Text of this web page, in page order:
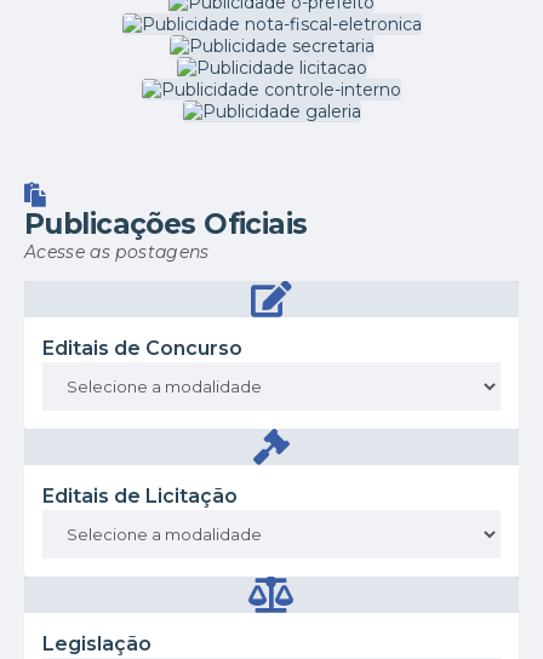
atendimento, defesa e
promoção, desenvolvidas
pelos mais diversos
setores da administração.
A elaboração deste
documento se deu pela
Publicações Oficiais
Acesse as postagens
Editais de Concurso
Editais de Licitação
Legislação